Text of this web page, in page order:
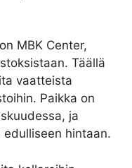
MBK Center,
Täällä
vaatteista
Paikka on
ja
hintaan.